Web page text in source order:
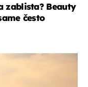
zablista? Beauty
često